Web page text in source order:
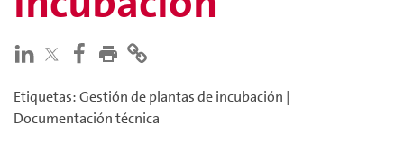
Etiquetas:Gestión de plantas de incubación |
Documentación técnica